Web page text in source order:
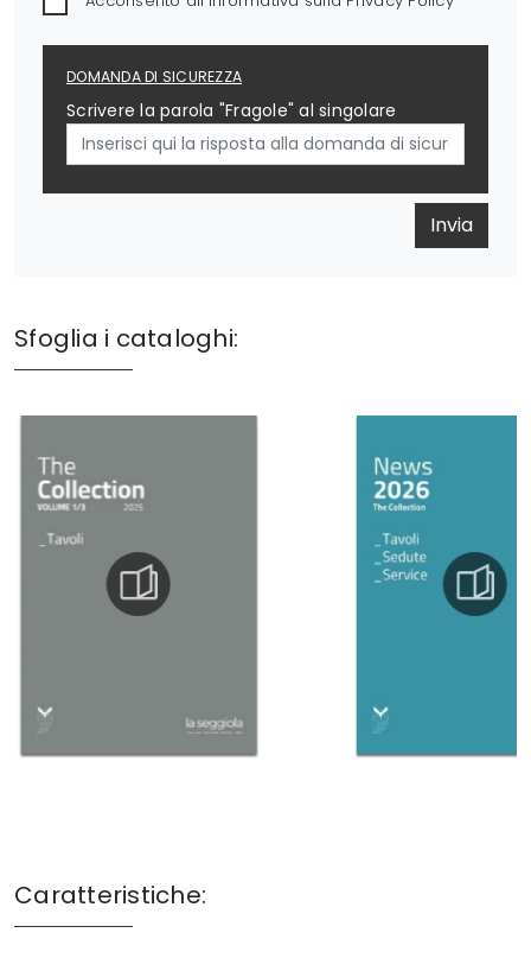
DOMANDA DI SICUREZZA
Scrivere la parola "Fragole" al singolare
Invia
Sfoglia i cataloghi:
Caratteristiche: